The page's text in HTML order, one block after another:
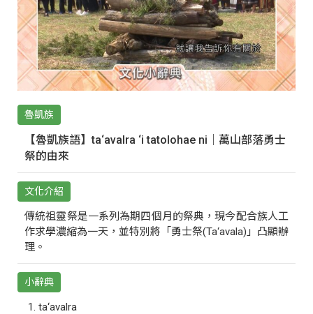
魯凱族
【魯凱族語】ta‘avalra ‘i tatolohae ni｜萬山部落勇士
祭的由來
文化介紹
傳統祖靈祭是一系列為期四個月的祭典，現今配合族人工
作求學濃縮為一天，並特別將「勇士祭(Ta‘avala)」凸顯辦
理。
小辭典
ta‘avalra